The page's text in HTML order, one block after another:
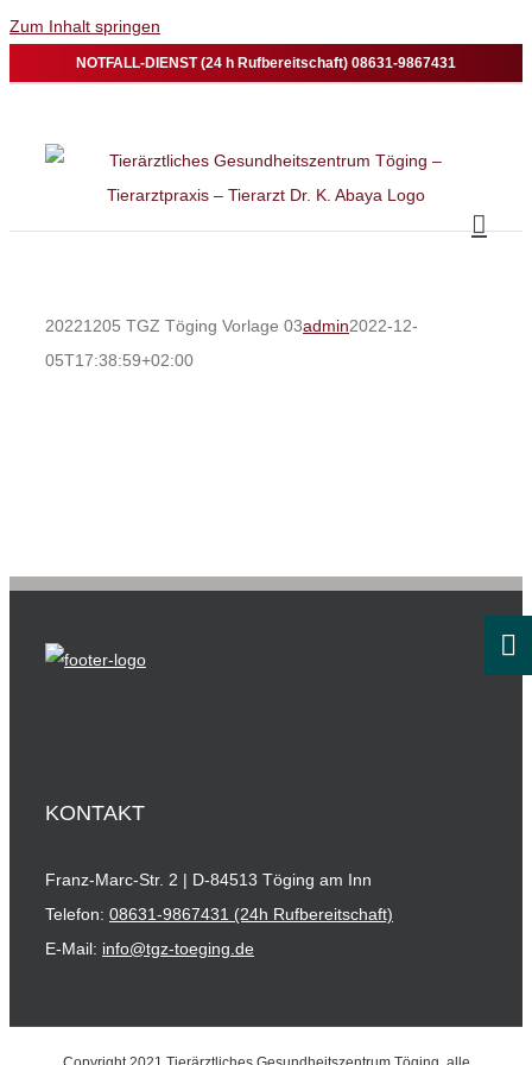
Zum Inhalt springen
NOTFALL-DIENST (24 h Rufbereitschaft) 08631-9867431
20221205 TGZ Töging Vorlage 03admin2022-12-
05T17:38:59+02:00
KONTAKT
Franz-Marc-Str. 2 | D-84513 Töging am Inn
Telefon: 08631-9867431 (24h Rufbereitschaft)
E-Mail: info@tgz-toeging.de